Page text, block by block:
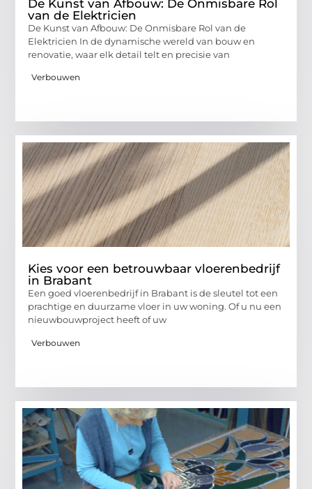
De Kunst van Afbouw: De Onmisbare Rol
van de Elektricien
De Kunst van Afbouw: De Onmisbare Rol van de
Elektricien In de dynamische wereld van bouw en
renovatie, waar elk detail telt en precisie van
Verbouwen
Kies voor een betrouwbaar vloerenbedrijf
in Brabant
Een goed vloerenbedrijf in Brabant is de sleutel tot een
prachtige en duurzame vloer in uw woning. Of u nu een
nieuwbouwproject heeft of uw
Verbouwen